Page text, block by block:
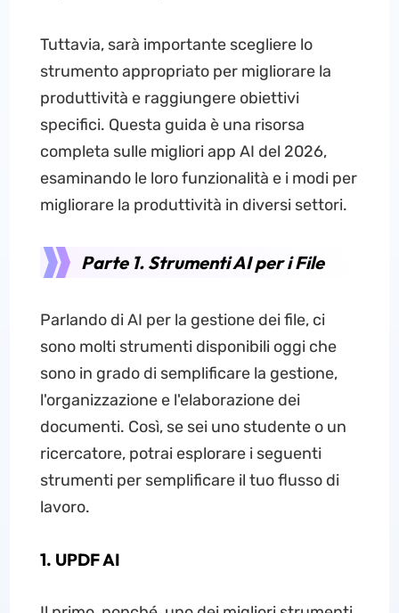
Tuttavia, sarà importante scegliere lo
strumento appropriato per migliorare la
produttività e raggiungere obiettivi
specifici. Questa guida è una risorsa
completa sulle migliori app AI del 2026,
esaminando le loro funzionalità e i modi per
migliorare la produttività in diversi settori.
Parte 1. Strumenti AI per i File
Parlando di AI per la gestione dei file, ci
sono molti strumenti disponibili oggi che
sono in grado di semplificare la gestione,
l'organizzazione e l'elaborazione dei
documenti. Così, se sei uno studente o un
ricercatore, potrai esplorare i seguenti
strumenti per semplificare il tuo flusso di
lavoro.
1. UPDF AI